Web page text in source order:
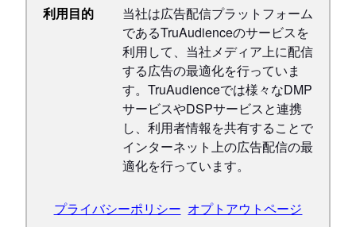
利用目的
当社は広告配信プラットフォーム
であるTruAudienceのサービスを
利用して、当社メディア上に配信
する広告の最適化を行っていま
す。TruAudienceでは様々なDMP
サービスやDSPサービスと連携
し、利用者情報を共有することで
インターネット上の広告配信の最
適化を行っています。
プライバシーポリシー オプトアウトページ